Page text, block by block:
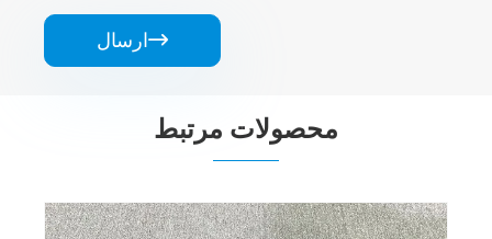
ارسال
محصولات مرتبط